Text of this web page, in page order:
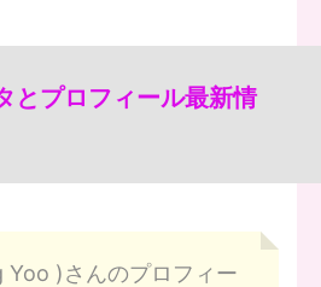
とプロフィール最新情
)さんのプロフィー